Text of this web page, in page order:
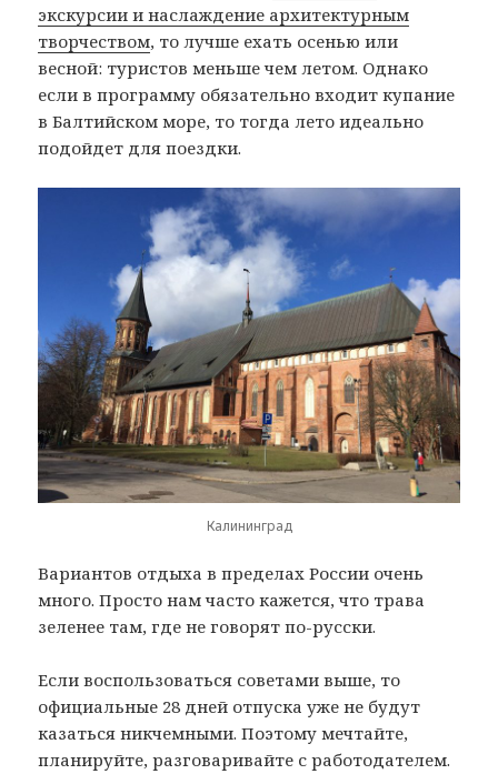
экскурсии и наслаждение архитектурным
творчеством, то лучше ехать осенью или
весной: туристов меньше чем летом. Однако
если в программу обязательно входит купание
в Балтийском море, то тогда лето идеально
подойдет для поездки.
Калининград
Вариантов отдыха в пределах России очень
много. Просто нам часто кажется, что трава
зеленее там, где не говорят по-русски.
Если воспользоваться советами выше, то
официальные 28 дней отпуска уже не будут
казаться никчемными. Поэтому мечтайте,
планируйте, разговаривайте с работодателем.